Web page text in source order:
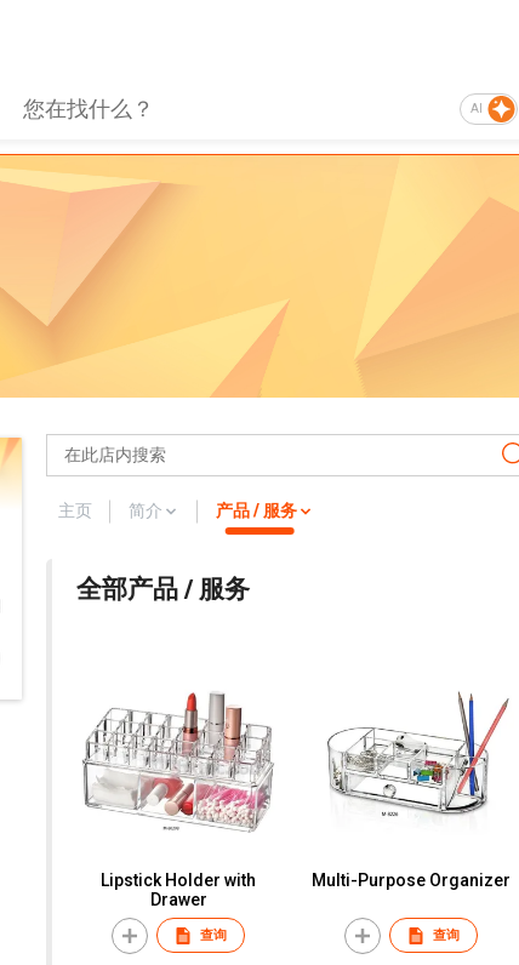
AI
主页 简介 产品 / 服务
全部产品 / 服务
Lipstick Holder with
Drawer
查询
Multi-Purpose Organizer
查询